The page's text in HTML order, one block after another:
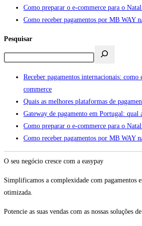
Como preparar o e-commerce para o
Como receber pagamentos por MB WAY
Pesquisar
Receber pagamentos internacionais: como
commerce
Quais as melhores plataformas de
Gateway de pagamento em Portugal: qual
Como preparar o e-commerce para o
Como receber pagamentos por MB WAY
O seu negócio cresce com a easypay
Simplificamos a complexidade com pagamentos
otimizada.
Potencie as suas vendas com as nossas soluções